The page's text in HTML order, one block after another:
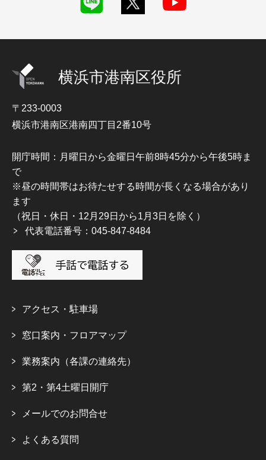
横浜市港南区役所
〒233-0003
横浜市港南区港南四丁目2番10号
開庁時間：月曜日から金曜日午前8時45分から午後5時ま
で
※昼の時間帯はお待たせする時間が長くなる場合があり
ます
（祝日・休日・12月29日から1月3日を除く）
代表電話番号：045-847-8484
アクセス・駐車場
窓口案内・フロアマップ
業務案内（各課の連絡先）
第2・第4土曜日開庁
メールでのお問合せ
よくある質問